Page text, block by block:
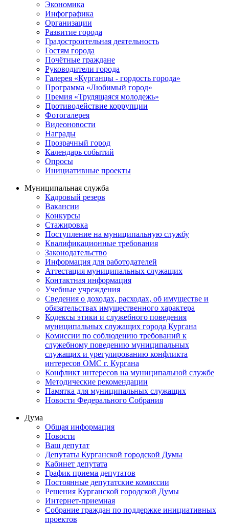
Экономика
Инфографика
Организации
Развитие города
Градостроительная деятельность
Гостям города
Почётные граждане
Руководители города
Галерея «Курганцы - гордость города»
Программа «Любимый город»
Премия «Трудящаяся молодежь»
Противодействие коррупции
Фотогалерея
Видеоновости
Награды
Прозрачный город
Календарь событий
Опросы
Инициативные проекты
Муниципальная служба
Кадровый резерв
Вакансии
Конкурсы
Стажировка
Поступление на муниципальную службу
Квалификационные требования
Законодательство
Информация для работодателей
Аттестация муниципальных служащих
Контактная информация
Учебные учреждения
Сведения о доходах, расходах, об имуществе и
обязательствах имущественного характера
Кодексы этики и служебного поведения
муниципальных служащих города Кургана
Комиссии по соблюдению требований к
служебному поведению муниципальных
служащих и урегулированию конфликта
интересов ОМС г. Кургана
Конфликт интересов на муниципальной службе
Методические рекомендации
Памятка для муниципальных служащих
Новости Федерального Cобрания
Дума
Общая информация
Новости
Ваш депутат
Депутаты Курганской городской Думы
Кабинет депутата
График приема депутатов
Постоянные депутатские комиссии
Решения Курганской городской Думы
Интернет-приемная
Собрание граждан по поддержке инициативных
проектов